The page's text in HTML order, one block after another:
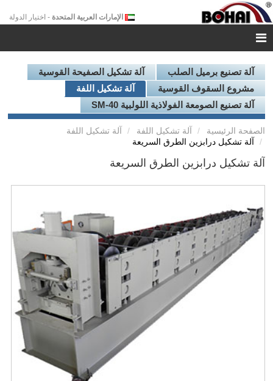
الإمارات العربية المتحدة - اختيار الدولة
آلة تصنيع برميل الصلب
آلة تشكيل الصفيحة القوسية
مشروع السقوف القوسية
آلة تشكيل اللفة
آلة تصنيع الصومعة الفولاذية اللولبية SM-40
الصفحة الرئيسية آلة تشكيل اللفة
آلة تشكيل اللفة
آلة تشكيل درابزين الطرق السريعة
آلة تشكيل درابزين الطرق السريعة